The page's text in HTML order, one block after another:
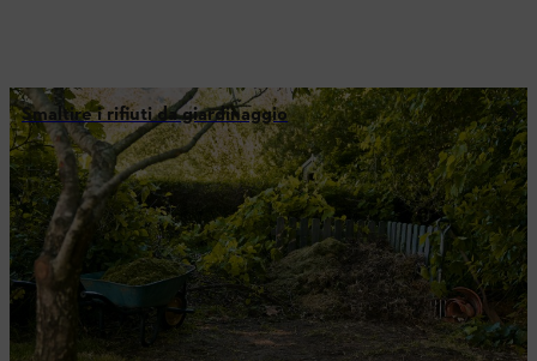
Smaltire i rifiuti da giardinaggio